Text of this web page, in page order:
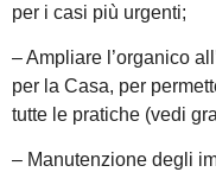
per i casi più urgenti;
– Ampliare l’organico
per la Casa, per
tutte le pratiche (vedi
– Manutenzione degli